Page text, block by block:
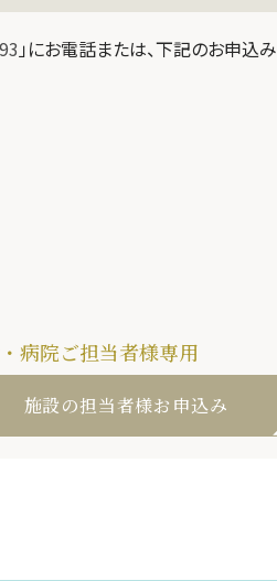
」にお電話または、下記のお申込み
病院ご担当者様専用
施設の担当者様お申込み